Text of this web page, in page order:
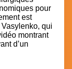
pour
est
qui
montrant
d’un